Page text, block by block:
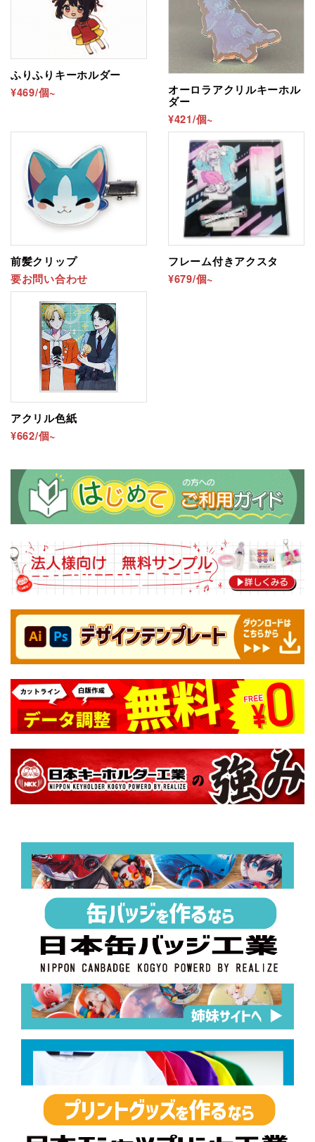
ふりふりキーホルダー
¥469/個~
オーロラアクリルキーホル
ダー
¥421/個~
前髪クリップ
要お問い合わせ
フレーム付きアクスタ
¥679/個~
アクリル色紙
¥662/個~